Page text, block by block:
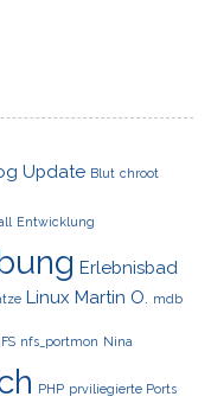
Update Blut chroot
Entwicklung
Erlebnisbad
Linux Martin O. mdb
nfs_portmon Nina
PHP prviliegierte Ports